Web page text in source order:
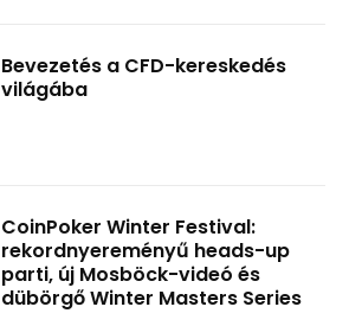
Bevezetés a CFD-kereskedés
világába
CoinPoker Winter Festival:
rekordnyereményű heads-up
parti, új Mosböck-videó és
dübörgő Winter Masters Series